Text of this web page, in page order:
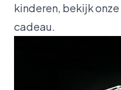
kinderen, bekijk onze
cadeau.